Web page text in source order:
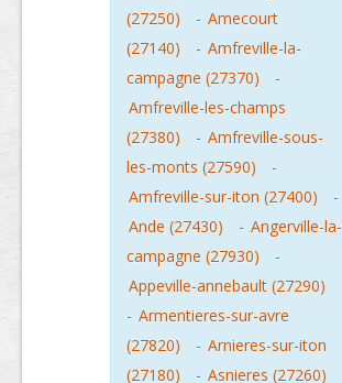
(27250)
- Amecourt
(27140)
- Amfreville-la-
campagne (27370)
-
Amfreville-les-champs
(27380)
- Amfreville-sous-
les-monts (27590)
-
Amfreville-sur-iton (27400)
-
Ande (27430)
- Angerville-la-
campagne (27930)
-
Appeville-annebault (27290)
- Armentieres-sur-avre
(27820)
- Arnieres-sur-iton
(27180)
- Asnieres (27260)